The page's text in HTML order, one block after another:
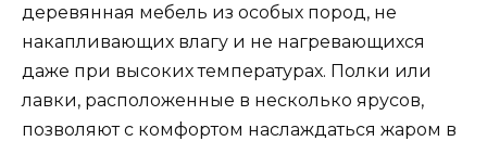
деревянная мебель из особых пород, не
накапливающих влагу и не нагревающихся
даже при высоких температурах. Полки или
лавки, расположенные в несколько ярусов,
позволяют с комфортом наслаждаться жаром в